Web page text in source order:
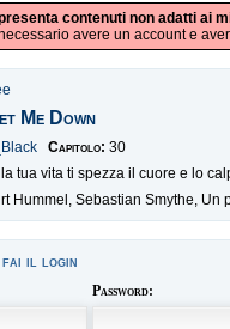
contenuti non adatti ai
avere un account e
Me Down
Capitolo: 30
tua vita ti spezza il cuore e lo
Hummel, Sebastian Smythe, Un
fai il login
Password: